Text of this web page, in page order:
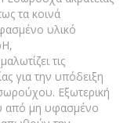
τα κοινά
υλικό
τις
για την υπόδειξη
Εξωτερική
από μη υφασμένο